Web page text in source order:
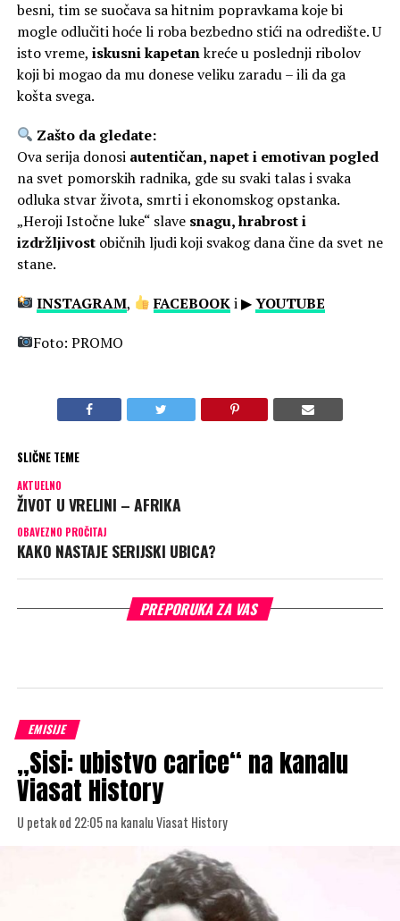
besni, tim se suočava sa hitnim popravkama koje bi
mogle odlučiti hoće li roba bezbedno stići na odredište. U
isto vreme, iskusni kapetankreće u poslednji ribolov
koji bi mogao da mu donese veliku zaradu – ili da ga
košta svega.
Zašto da gledate:
Ova serija donosi autentičan, napet i emotivan pogled
na svet pomorskih radnika, gde su svaki talas i svaka
odluka stvar života, smrti i ekonomskog opstanka.
„Heroji Istočne luke“ slave snagu, hrabrost i
izdržljivostobičnih ljudi koji svakog dana čine da svet ne
stane.
INSTAGRAM, FACEBOOKi ▶YOUTUBE
Foto: PROMO
SLIČNE TEME
AKTUELNO
ŽIVOT U VRELINI – AFRIKA
OBAVEZNO PROČITAJ
KAKO NASTAJE SERIJSKI UBICA?
PREPORUKA ZA VAS
EMISIJE
„Sisi: ubistvo carice“ na kanalu
Viasat History
U petak od 22:05 na kanalu Viasat History